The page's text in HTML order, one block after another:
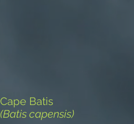
Cape Batis
(Batis capensis)